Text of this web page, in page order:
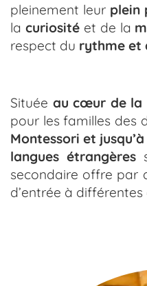
pleinement leur plein
la curiositéet de la
respect du rythme et
Située au cœur de la
pour les familles des
Montessori et
langues étrangères
secondaire offre par
d’entrée à différentes